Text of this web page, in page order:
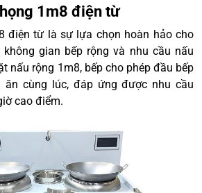
1m8 điện từ
điện từ là sự lựa chọn hoàn hảo cho
gian bếp rộng và nhu cầu nấu
nấu rộng 1m8, bếp cho phép đầu bếp
ăn cùng lúc, đáp ứng được nhu cầu
cao điểm.